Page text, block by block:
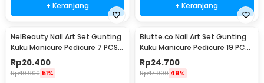
+ Keranjang + Keranjang
NelBeauty Nail Art Set Gunting
Kuku Manicure Pedicure 7 PCS -
7023D
Rp20.400
Rp40.900 51%
Biutte.co Nail Art Set Gunting
Kuku Manicure Pedicure 19 PCS
- i7000D
Rp24.700
Rp47.900 49%